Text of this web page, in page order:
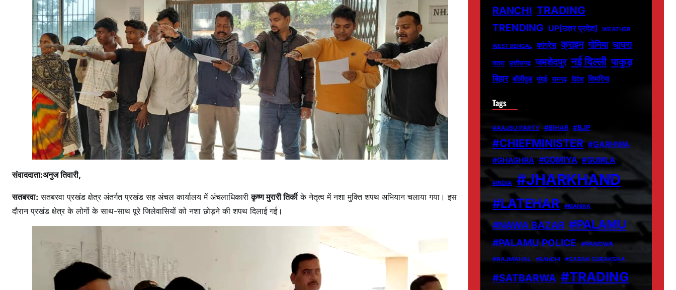
न
संवाददाता:अनुज तिवारी,
सतबरवा: सतबरवा प्रखंड क्षेत्र अंतर्गत प्रखंड सह अंचल कार्यालय में अंचलाधिकारीकृष्ण मुरारी तिर्कीके नेतृत्व में नशा मुक्ति शपथ अभियान चलाया गया। इस
दौरान प्रखंड क्षेत्र के लोगों के साथ-साथ पूरे जिलेवासियों को नशा छोड़ने की शपथ दिलाई गई।
RANCHI TRADING
TRENDING UP[उत्तर प्रदेश] WEATHER
WEST BENGAL कांग्रेस क्राइम गोमिया घाघरा
चतरा छत्तीसगढ़ जमशेदपुर नई दिल्ली पाकुड़
बिहार बॉलीवुड मुंबई रामगढ़ विदेश सिमरिया
Tags
#AAJSU PARTY #BIHAR #BJP
#CHIEFMINISTER #GARHWA
#GHAGHRA #GOMIYA #GUMLA
#INDIA #JHARKHAND
#LATEHAR #MANIKA
#NAWA BAZAR #PALAMU
#PALAMU POLICE
#PANDWA
#RAJMAHAL
#RANCHI #SADAK SURAKSHA
#SATBARWA #TRADING